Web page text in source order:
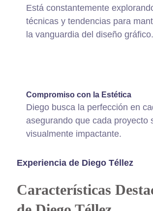
Está constantemente
técnicas y tendencias para
la vanguardia del diseño gráfico.
Compromiso con la Estética
Diego busca la perfección en
asegurando que cada proyecto
visualmente impactante.
Experiencia de Diego Téllez
Características